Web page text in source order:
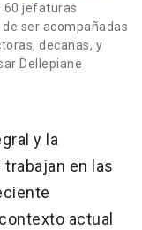
60 jefaturas
ser acompañadas
decanas, y
Dellepiane
y la
en las
actual